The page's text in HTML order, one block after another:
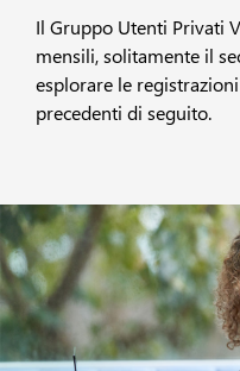
Il Gruppo Utenti Privati
mensili, solitamente il
esplorare le
precedenti di seguito.